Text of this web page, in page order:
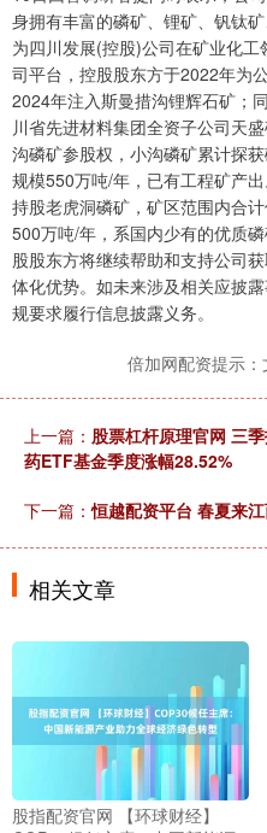
身拥有丰富的磷矿、锂矿、钒钛
为四川发展(控股)公司在矿业化
司平台，控股股东方于2022年为
2024年注入斯曼措沟锂辉石矿；
川省先进材料集团全资子公司天
沟磷矿参股权，小沟磷矿累计探
规模550万吨/年，已有工程矿产
持股老虎洞磷矿，矿区范围内合
500万吨/年，系国内少有的优质
股股东方将继续帮助和支持公司
体化优势。如未来涉及相关应披
规要求履行信息披露义务。
倍加网配资提示：
上一篇： 股票杠杆原理官网 三
药ETF基金季度涨幅28.52%
下一篇：恒越配资平台 春夏来
相关文章
股指配资官网 【环球财经】